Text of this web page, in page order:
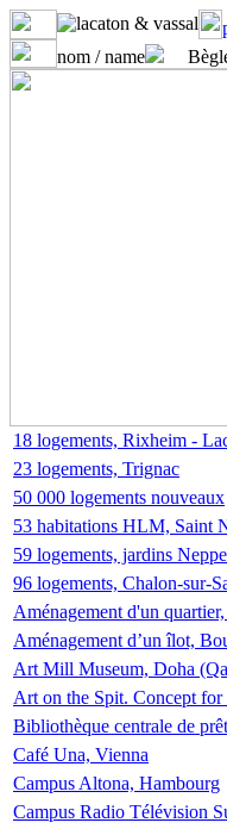
nom / name
18 logements, Rixheim -
23 logements, Trignac
50 000 logements nouveaux
53 habitations HLM, Saint
59 logements, jardins
96 logements, Chalon-sur-
Aménagement d'un
Aménagement d’un îlot,
Art Mill Museum, Doha
Art on the Spit. Concept
Bibliothèque centrale de
Café Una, Vienna
Campus Altona, Hambourg
Campus Radio Télévision